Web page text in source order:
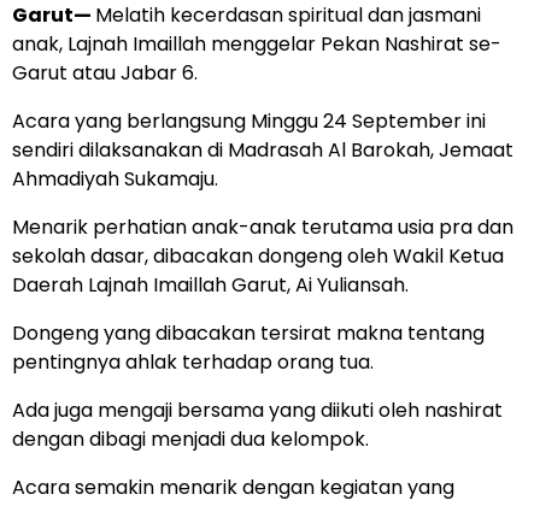
Garut— Melatih kecerdasan spiritual dan jasmani
anak, Lajnah Imaillah menggelar Pekan Nashirat se-
Garut atau Jabar 6.
Acara yang berlangsung Minggu 24 September ini
sendiri dilaksanakan di Madrasah Al Barokah, Jemaat
Ahmadiyah Sukamaju.
Menarik perhatian anak-anak terutama usia pra dan
sekolah dasar, dibacakan dongeng oleh Wakil Ketua
Daerah Lajnah Imaillah Garut, Ai Yuliansah.
Dongeng yang dibacakan tersirat makna tentang
pentingnya ahlak terhadap orang tua.
Ada juga mengaji bersama yang diikuti oleh nashirat
dengan dibagi menjadi dua kelompok.
Acara semakin menarik dengan kegiatan yang